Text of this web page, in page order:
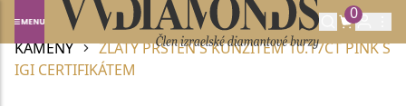
0
Domů DIAMANTOVÉ ŠPERKY
ŠPERKY S DRAHÝMI
KAMENY
ZLATÝ PRSTEN S KUNZITEM 10.17CT PINK S
IGI CERTIFIKÁTEM